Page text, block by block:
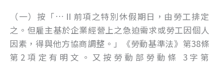
（一）按「…Ⅱ前項之特別休假期日，由勞工排定
之。但雇主基於企業經營上之急迫需求或勞工因個人
因素，得與他方協商調整。」《勞動基準法》第38條
第2項定有明文。又按勞動部勞動條 3字第